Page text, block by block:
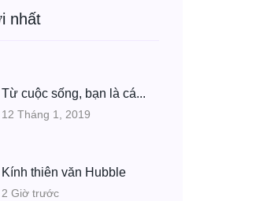
nhất
Từ cuộc sống, bạn là cá...
12 Tháng 1, 2019
Kính thiên văn Hubble
2 Giờ trước